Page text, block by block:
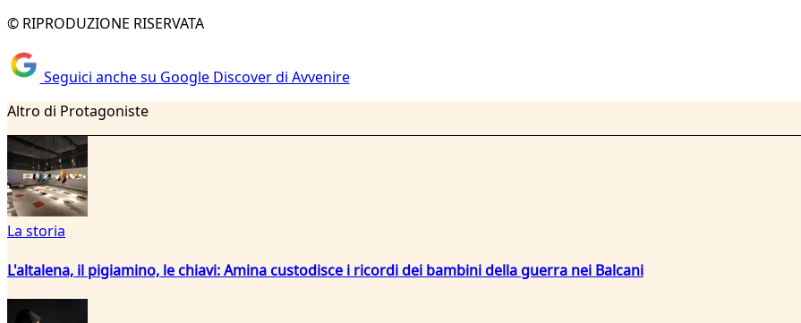
© RIPRODUZIONE RISERVATA
Seguici anche su Google Discover di Avvenire
Altro di Protagoniste
La storia
L'altalena, il pigiamino, le chiavi: Amina custodisce i ricordi dei bambini della guerra nei Balcani